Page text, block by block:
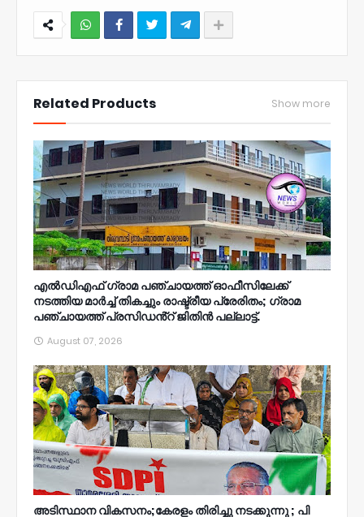
Related Products Show more
എൽഡിഎഫ് ഗ്രാമ പഞ്ചായത്ത് ഓഫീസിലേക്ക്
നടത്തിയ മാർച്ച് തികച്ചും രാഷ്ട്രീയ പ്രേരിതം; ഗ്രാമ
പഞ്ചായത്ത് പ്രസിഡൻ്റ് ജിതിൻ പല്ലാട്ട്.
August 07, 2026
അടിസ്ഥാന വികസനം;കേരളം തിരിച്ചു നടക്കുന്നു ; പി